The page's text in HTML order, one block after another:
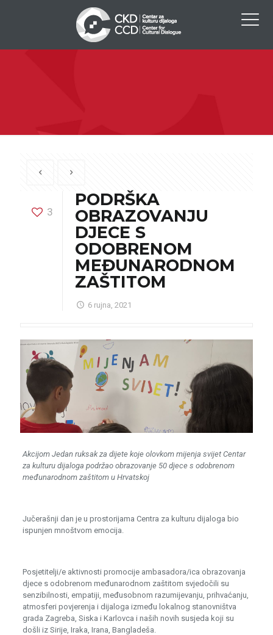
3
PODRŠKA
OBRAZOVANJU
DJECE S
ODOBRENOM
MEĐUNARODNOM
ZAŠTITOM
6 rujna, 2021
Akcijom Jedan ruksak za dijete koje olovkom mijenja svijet Centar
za kulturu dijaloga podržao obrazovanje 50 djece s odobrenom
međunarodnom zaštitom u Hrvatskoj
Jučerašnji dan je u prostorijama Centra za kulturu dijaloga bio
ispunjen mnoštvom emocija.
Posjetitelji/e aktivnosti promocije ambasadora/ica obrazovanja
djece s odobrenom međunarodnom zaštitom svjedočili su
senzibilnosti, empatiji, međusobnom razumijevanju, prihvaćanju,
atmosferi povjerenja i dijaloga između lokalnog stanovništva
grada Zagreba, Siska i Karlovca i naših novih susjeda koji su
došli iz Sirije, Iraka, Irana, Bangladeša.